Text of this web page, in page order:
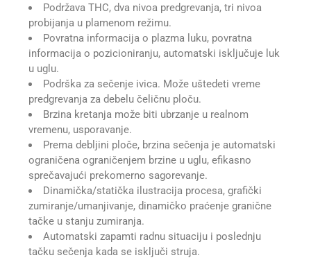
Podržava THC, dva nivoa predgrevanja, tri nivoa
probijanja u plamenom režimu.
Povratna informacija o plazma luku, povratna
informacija o pozicioniranju, automatski isključuje luk
u uglu.
Podrška za sečenje ivica. Može uštedeti vreme
predgrevanja za debelu čeličnu ploču.
Brzina kretanja može biti ubrzanje u realnom
vremenu, usporavanje.
Prema debljini ploče, brzina sečenja je automatski
ograničena ograničenjem brzine u uglu, efikasno
sprečavajući prekomerno sagorevanje.
Dinamička/statička ilustracija procesa, grafički
zumiranje/umanjivanje, dinamičko praćenje granične
tačke u stanju zumiranja.
Automatski zapamti radnu situaciju i poslednju
tačku sečenja kada se isključi struja.